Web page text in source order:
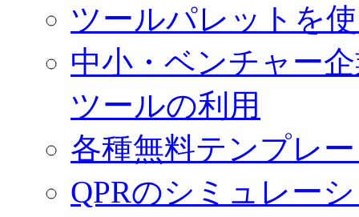
ツールパレットを
中小・ベンチャー
ツールの利用
各種無料テンプレ
QPRのシミュレー